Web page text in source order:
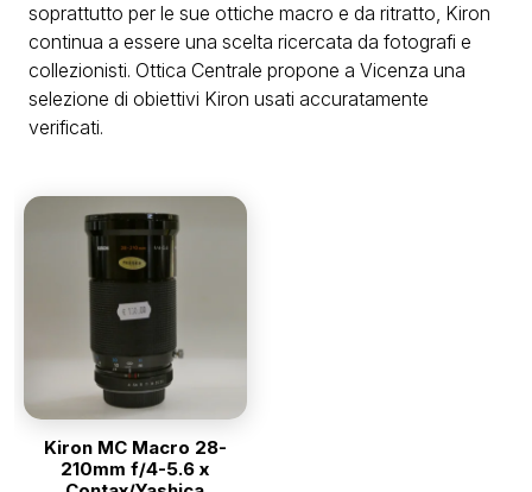
soprattutto per le sue ottiche macro e da ritratto, Kiron
continua a essere una scelta ricercata da fotografi e
collezionisti. Ottica Centrale propone a Vicenza una
selezione di obiettivi Kiron usati accuratamente
verificati.
Kiron MC Macro 28-
210mm f/4-5.6 x